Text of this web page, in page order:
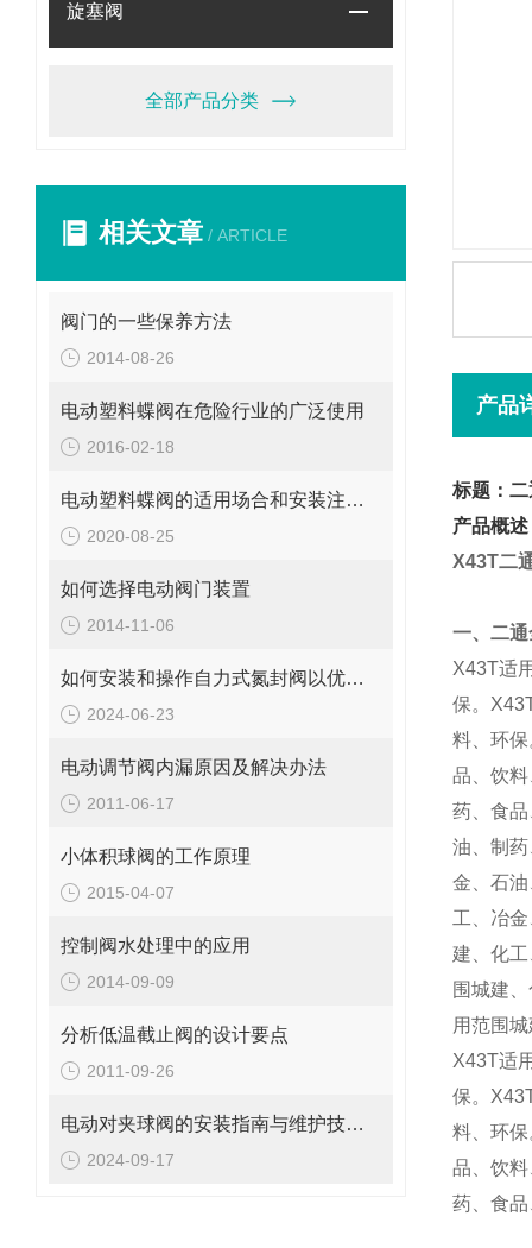
旋塞阀
全部产品分类
相关文章 / ARTICLE
阀门的一些保养方法
2014-08-26
电动塑料蝶阀在危险行业的广泛使用
2016-02-18
电动塑料蝶阀的适用场合和安装注意事项
2020-08-25
如何选择电动阀门装置
2014-11-06
如何安装和操作自力式氮封阀以优化性能
2024-06-23
电动调节阀内漏原因及解决办法
2011-06-17
小体积球阀的工作原理
2015-04-07
控制阀水处理中的应用
2014-09-09
分析低温截止阀的设计要点
2011-09-26
电动对夹球阀的安装指南与维护技巧说明
2024-09-17
产品
标题：
产品概述
X43T二
一、 二
X43T适
保。
料、环保
品、饮
药、食
油、制
金、石
工、冶
建、化
围城建
用范围
X43T适
保。
料、环保
品、饮
药、食